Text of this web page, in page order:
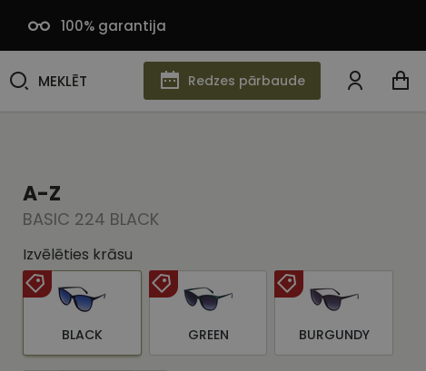
100% garantija
MEKLĒT Redzes pārbaude
A-Z
BASIC 224 BLACK
Izvēlēties krāsu
BLACK GREEN BURGUNDY